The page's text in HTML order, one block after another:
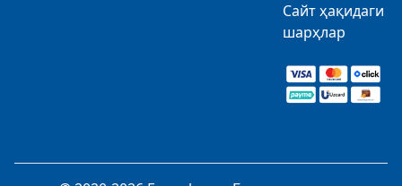
Сайт ҳақидаги
шарҳлар